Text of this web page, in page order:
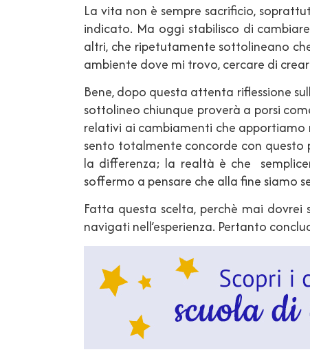
La vita non è sempre sacrificio,
indicato. Ma oggi stabilisco di
altri, che ripetutamente sottolineano
ambiente dove mi trovo, cercare di
Bene, dopo questa attenta riflessione
sottolineo chiunque proverà a porsi
relativi ai cambiamenti che apportiamo
sento totalmente concorde con questo
la differenza; la realtà è che
soffermo a pensare che alla fine siamo
Fatta questa scelta, perchè mai
navigati nell’esperienza. Pertanto